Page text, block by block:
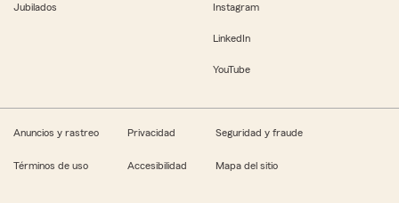
Jubilados Instagram
LinkedIn
YouTube
Anuncios y rastreo Privacidad Seguridad y fraude
Términos de uso Accesibilidad Mapa del sitio